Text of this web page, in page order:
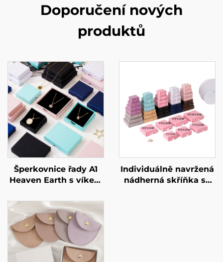
Doporučení nových
produktů
Šperkovnice řady A1
Heaven Earth s víkem
náhrdelníky –
individuální rozměr a
tvar, materiál z
umělého papíru /
kartonu – speciální
velkoobchodní
Individuálně navržená
nádherná skříňka se